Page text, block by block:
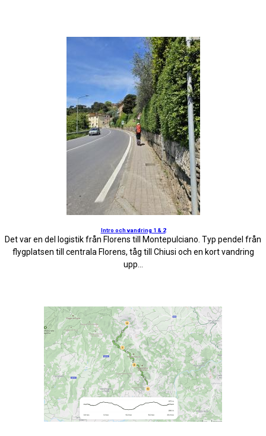
Intro och vandring 1 & 2
Det var en del logistik från Florens till Montepulciano. Typ pendel från
flygplatsen till centrala Florens, tåg till Chiusi och en kort vandring
upp...